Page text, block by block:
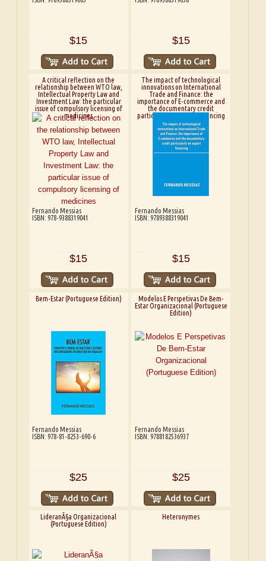
$15 $15
A critical reflection on the
relationship between WTO law,
Intellectual Property Law and
Investment Law: the particular
issue of compulsory licensing of
medicines
Fernando Messias
ISBN: 978-9388319041
$15
The impact of technological
innovations on International
Trade and Finance: the
importance of E-commerce and
the documentary credit
particularly on export financing
Fernando Messias
ISBN: 9789388319041
$15
Bem-Estar (Portuguese Edition)
Fernando Messias
ISBN: 978-81-8253-690-6
$25
Modelos E Perspetivas De Bem-
Estar Organizacional (Portuguese
Edition)
Fernando Messias
ISBN: 9788182536937
$25
LideranÃ§a Organizacional
(Portuguese Edition)
Heteronymes